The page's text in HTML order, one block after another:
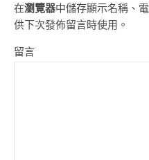
在瀏覽器中儲存顯示名稱、
供下次發佈留言時使用。
留言